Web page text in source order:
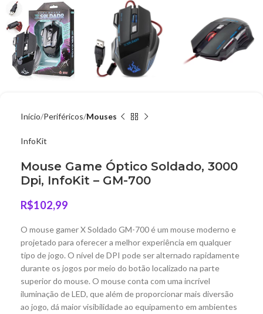
Início Periféricos Mouses
InfoKit
Mouse Game Óptico Soldado, 3000
Dpi, InfoKit – GM-700
R$102,99
O mouse gamer X Soldado GM-700 é um mouse moderno e
projetado para oferecer a melhor experiência em qualquer
tipo de jogo. O nível de DPI pode ser alternado rapidamente
durante os jogos por meio do botão localizado na parte
superior do mouse. O mouse conta com uma incrível
iluminação de LED, que além de proporcionar mais diversão
ao jogo, dá maior visibilidade ao equipamento em ambientes